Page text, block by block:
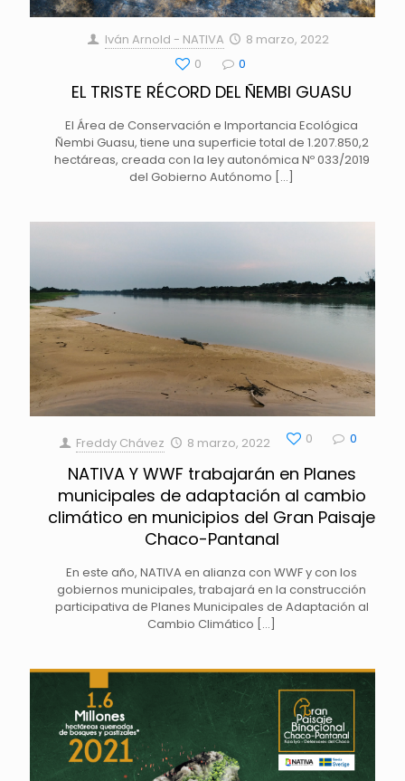
Iván Arnold - NATIVA
8 marzo, 2022
0
0
EL TRISTE RÉCORD DEL ÑEMBI GUASU
El Área de Conservación e Importancia Ecológica
Ñembi Guasu, tiene una superficie total de 1.207.850,2
hectáreas, creada con la ley autonómica Nº 033/2019
del Gobierno Autónomo […]
Freddy Chávez 8 marzo, 2022 0 0
NATIVA Y WWF trabajarán en Planes
municipales de adaptación al cambio
climático en municipios del Gran Paisaje
Chaco-Pantanal
En este año, NATIVA en alianza con WWF y con los
gobiernos municipales, trabajará en la construcción
participativa de Planes Municipales de Adaptación al
Cambio Climático […]